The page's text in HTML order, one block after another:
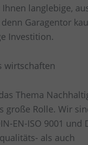
langlebige,
Garagentor
Investition.
Thema
große Rolle. Wir
EN-ISO 9001 und
als auch